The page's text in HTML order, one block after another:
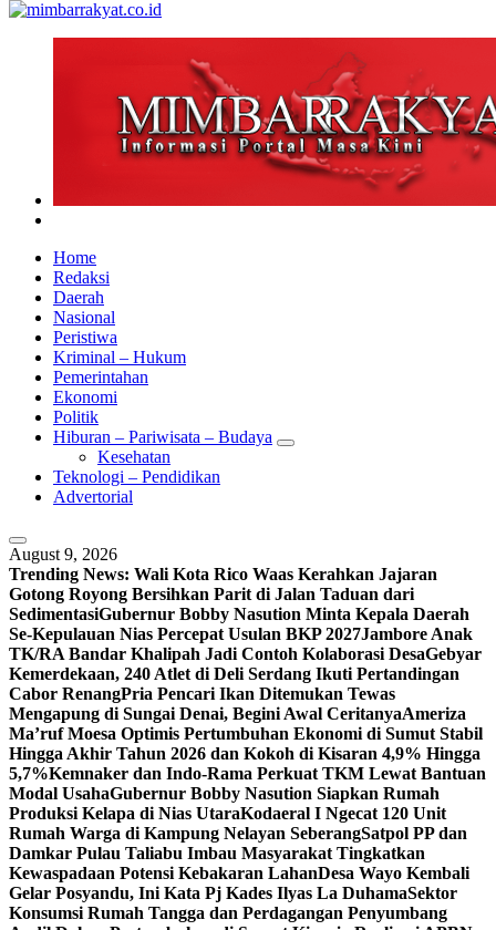
Home
Redaksi
Daerah
Nasional
Peristiwa
Kriminal – Hukum
Pemerintahan
Ekonomi
Politik
Hiburan – Pariwisata – Budaya
Kesehatan
Teknologi – Pendidikan
Advertorial
August 9, 2026
Trending News: Wali Kota Rico Waas Kerahkan Jajaran
Gotong Royong Bersihkan Parit di Jalan Taduan dari
SedimentasiGubernur Bobby Nasution Minta Kepala Daerah
Se-Kepulauan Nias Percepat Usulan BKP 2027Jambore Anak
TK/RA Bandar Khalipah Jadi Contoh Kolaborasi DesaGebyar
Kemerdekaan, 240 Atlet di Deli Serdang Ikuti Pertandingan
Cabor RenangPria Pencari Ikan Ditemukan Tewas
Mengapung di Sungai Denai, Begini Awal Ceritanya‎Ameriza
Ma’ruf Moesa‎ Optimis Pertumbuhan Ekonomi di Sumut Stabil
Hingga Akhir Tahun 2026 dan Kokoh di Kisaran 4,9% Hingga
5,7%Kemnaker dan Indo-Rama Perkuat TKM Lewat Bantuan
Modal UsahaGubernur Bobby Nasution Siapkan Rumah
Produksi Kelapa di Nias UtaraKodaeral I Ngecat 120 Unit
Rumah Warga di Kampung Nelayan SeberangSatpol PP dan
Damkar Pulau Taliabu Imbau Masyarakat Tingkatkan
Kewaspadaan Potensi Kebakaran LahanDesa Wayo Kembali
Gelar Posyandu, Ini Kata Pj Kades Ilyas La DuhamaSektor
Konsumsi Rumah Tangga dan Perdagangan Penyumbang